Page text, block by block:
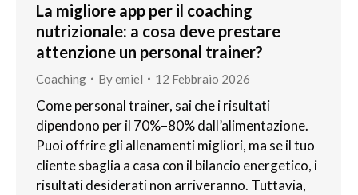
La migliore app per il coaching
nutrizionale: a cosa deve prestare
attenzione un personal trainer?
Coaching Byemiel 12 Febbraio 2026
Come personal trainer, sai che i risultati
dipendono per il 70%–80% dall’alimentazione.
Puoi offrire gli allenamenti migliori, ma se il tuo
cliente sbaglia a casa con il bilancio energetico, i
risultati desiderati non arriveranno. Tuttavia,